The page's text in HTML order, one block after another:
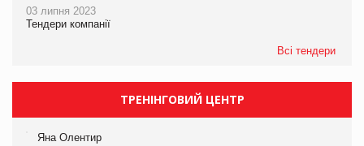
03 липня 2023
Тендери компанії
Всі тендери
ТРЕНІНГОВИЙ ЦЕНТР
Яна Олентир